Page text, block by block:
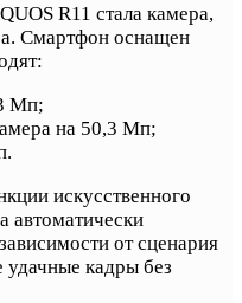
R11 стала камера,
Смартфон оснащен
Мп;
на 50,3 Мп;
искусственного
автоматически
от сценария
удачные кадры без